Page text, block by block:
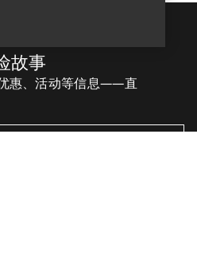
故事
惠、活动等信息——直